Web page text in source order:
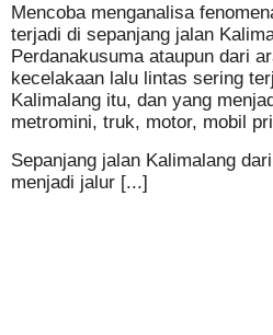
Mencoba menganalisa
terjadi di sepanjang jalan
Perdanakusuma ataupun dari
kecelakaan lalu lintas sering
Kalimalang itu, dan yang
metromini, truk, motor, mobil
Sepanjang jalan Kalimalang
menjadi jalur [...]